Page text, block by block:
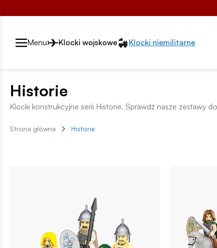
Przełącznik segmentów2
Menu Klocki wojskowe Klocki niemilitarne
Historie
Klocki konstrukcyjne serii Historie. Sprawdź nasze zestawy do
Strona główna Historie